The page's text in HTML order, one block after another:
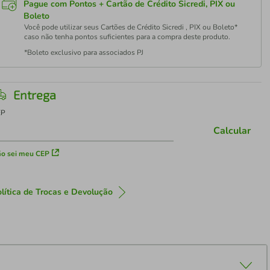
Pague com Pontos + Cartão de Crédito Sicredi, PIX ou
Boleto
Você pode utilizar seus Cartões de Crédito Sicredi , PIX ou Boleto*
caso não tenha pontos suficientes para a compra deste produto.
*Boleto exclusivo para associados PJ
Entrega
sei meu CEP
Calcular
de Trocas e Devolução